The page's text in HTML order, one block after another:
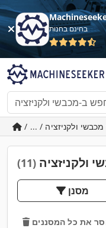
בחינם בחנות
ולקניזציה (11)
מסנן
את כל המסננים